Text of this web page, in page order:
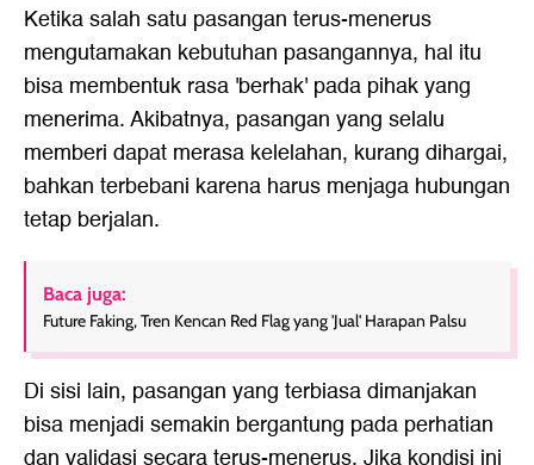
Ketika salah satu pasangan terus-menerus
mengutamakan kebutuhan pasangannya, hal itu
bisa membentuk rasa 'berhak' pada pihak yang
menerima. Akibatnya, pasangan yang selalu
memberi dapat merasa kelelahan, kurang dihargai,
bahkan terbebani karena harus menjaga hubungan
tetap berjalan.
Baca juga:
Future Faking, Tren Kencan Red Flag yang 'Jual' Harapan Palsu
Di sisi lain, pasangan yang terbiasa dimanjakan
bisa menjadi semakin bergantung pada perhatian